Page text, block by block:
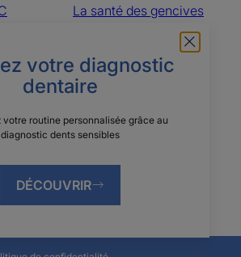
votre diagnostic
dentaire
votre routine personnalisée grâce au
diagnostic dents sensibles
DÉCOUVRIR
La santé des gencives
La santé de la bouche
La santé des dents de
l’enfant
nousQui sommes-nous ?